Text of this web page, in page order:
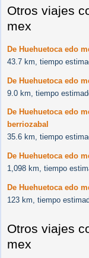
Otros viajes
mex
De Huehuetoca edo
43.7 km, tiempo
De Huehuetoca edo
9.0 km, tiempo
De Huehuetoca edo
berriozabal
35.6 km, tiempo
De Huehuetoca edo
1,098 km, tiempo
De Huehuetoca edo
123 km, tiempo
Otros viajes
mex